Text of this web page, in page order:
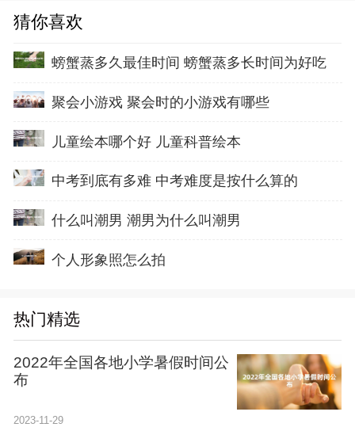
猜你喜欢
螃蟹蒸多久最佳时间 螃蟹蒸多长时间为好吃
聚会小游戏 聚会时的小游戏有哪些
儿童绘本哪个好 儿童科普绘本
中考到底有多难 中考难度是按什么算的
什么叫潮男 潮男为什么叫潮男
个人形象照怎么拍
热门精选
2022年全国各地小学暑假时间公
布
2023-11-29